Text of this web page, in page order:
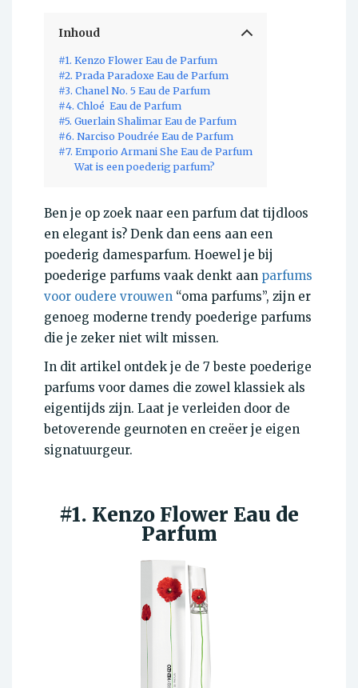
Inhoud
#1. Kenzo Flower Eau de Parfum
#2. Prada Paradoxe Eau de Parfum
#3. Chanel No. 5 Eau de Parfum
#4. Chloé Eau de Parfum
#5. Guerlain Shalimar Eau de Parfum
#6. Narciso Poudrée Eau de Parfum
#7. Emporio Armani She Eau de Parfum
Wat is een poederig parfum?
Ben je op zoek naar een parfum dat tijdloos
en elegant is? Denk dan eens aan een
poederig damesparfum. Hoewel je bij
poederige parfums vaak denkt aan parfums
voor oudere vrouwen “oma parfums”, zijn er
genoeg moderne trendy poederige parfums
die je zeker niet wilt missen.
In dit artikel ontdek je de 7 beste poederige
parfums voor dames die zowel klassiek als
eigentijds zijn. Laat je verleiden door de
betoverende geurnoten en creëer je eigen
signatuurgeur.
#1. Kenzo Flower Eau de
Parfum